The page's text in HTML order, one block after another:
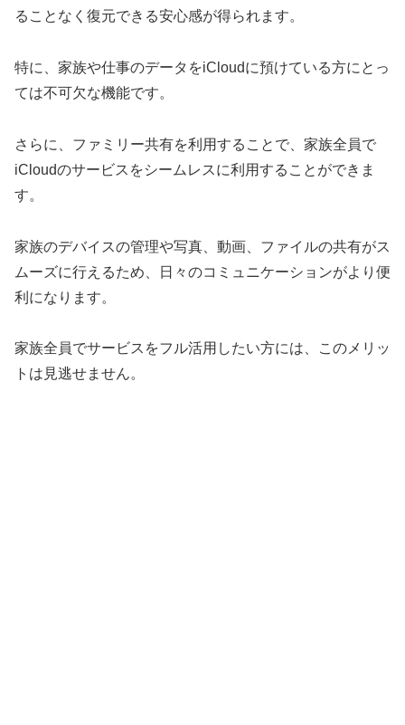
ることなく復元できる安心感が得られます。
特に、家族や仕事のデータをiCloudに預けている方にとっ
ては不可欠な機能です。
さらに、ファミリー共有を利用することで、家族全員で
iCloudのサービスをシームレスに利用することができま
す。
家族のデバイスの管理や写真、動画、ファイルの共有がス
ムーズに行えるため、日々のコミュニケーションがより便
利になります。
家族全員でサービスをフル活用したい方には、このメリッ
トは見逃せません。